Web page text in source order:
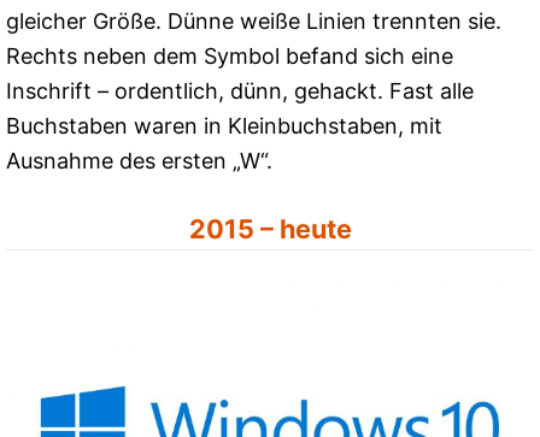
gleicher Größe. Dünne weiße Linien trennten sie.
Rechts neben dem Symbol befand sich eine
Inschrift – ordentlich, dünn, gehackt. Fast alle
Buchstaben waren in Kleinbuchstaben, mit
Ausnahme des ersten „W“.
2015 – heute